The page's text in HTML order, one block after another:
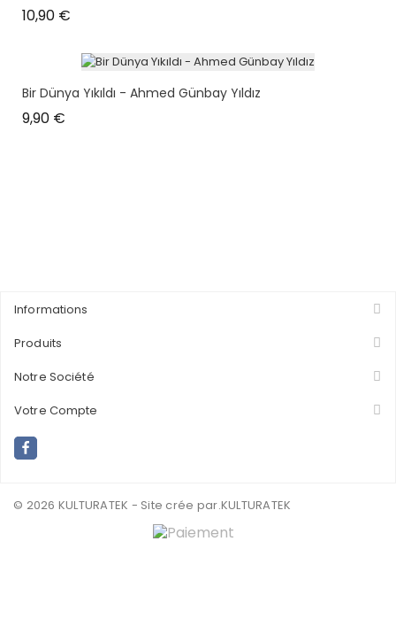
10,90 €
Bir Dünya Yıkıldı - Ahmed Günbay Yıldız
9,90 €
Informations
Produits
Notre Société
Votre Compte
© 2026 KULTURATEK - Site crée par.KULTURATEK